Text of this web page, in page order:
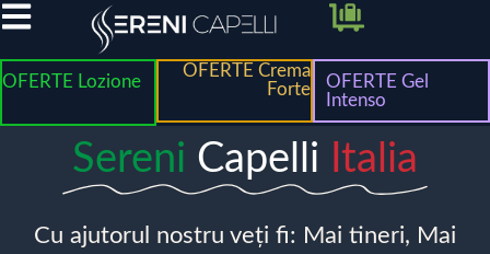
OFERTE Lozione
OFERTE Crema
Forte
OFERTE Gel
Intenso
Sereni Capelli Italia
Cu ajutorul nostru veți fi: Mai tineri, Mai